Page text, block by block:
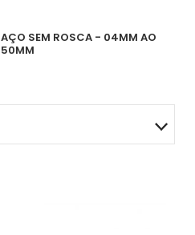
AÇO SEM ROSCA - 04MM AO
50MM